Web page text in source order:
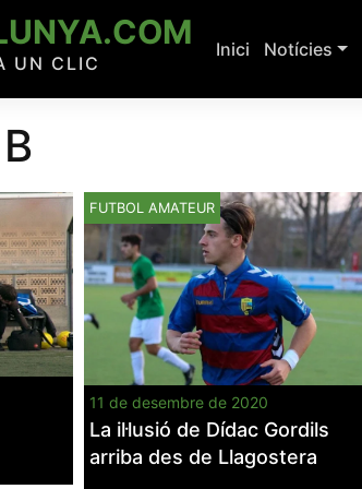
UN CLIC
Inici Notícies
FUTBOL AMATEUR
11 de desembre de 2020
La il·lusió de Dídac Gordils
arriba des de Llagostera